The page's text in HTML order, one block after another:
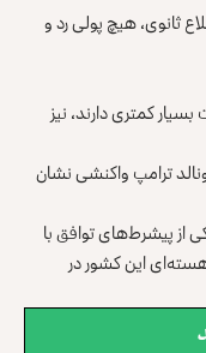
ثانوی، هیچ پولی رد و
کمتری دارند، نیز
ترامپ واکنشی نشان
از پیشر‌ط‌های توافق با
این کشور در